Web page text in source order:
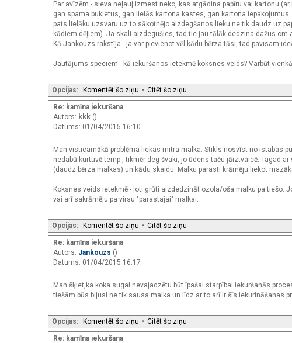
Par avīzēm - sieva neļauj izmest neko, kas atgādina papīru vai kartonu
gan spama bukletus, gan lielās kartona kastes, gan kartona
pats lielāku uzsvaru uz to sākotnējo aizdegšanos lieku ne tik daudz uz
kādiem dēļiem). Ja skali aizdegušies, tad tie jau tālāk dedzina dažus cm
Kā Jankouzs rakstīja - ja var pievienot vēl kādu bērza tāsi, tad pavisam
Jautājums speciem - kā iekuršanos ietekmē koksnes veids? Varbūt
Opcijas: Komentēt šo ziņu • Citēt šo ziņu
Re: kamīna iekuršana
Autors: kkk ()
Datums: 01/04/2015 16:10
Man visticamākā problēma liekas mitra malka. Stikls nosvīst no istabas
nedabū kurtuvē temp., tikmēr deg švaki, jo ūdens taču jāiztvaicē. Tagad
(daudz bērza malkas) un kādu skaidu. Malku parasti krāmēju liekot
Koksnes veids ietekmē - ļoti grūti aizdedzināt ozola/oša malku pa tiešo.
vai arī sakrāmēju pa virsu "parastajai" malkai.
Opcijas: Komentēt šo ziņu • Citēt šo ziņu
Re: kamīna iekuršana
Autors: Jankouzs ()
Datums: 01/04/2015 16:17
Man šķiet,ka koka sugai nevajadzētu būt īpašai starpībai iekuršanās
tiešām būs bijusi ne tik sausa malka un līdz ar to arī ir šīs iekurināšanas
Opcijas: Komentēt šo ziņu • Citēt šo ziņu
Re: kamīna iekuršana